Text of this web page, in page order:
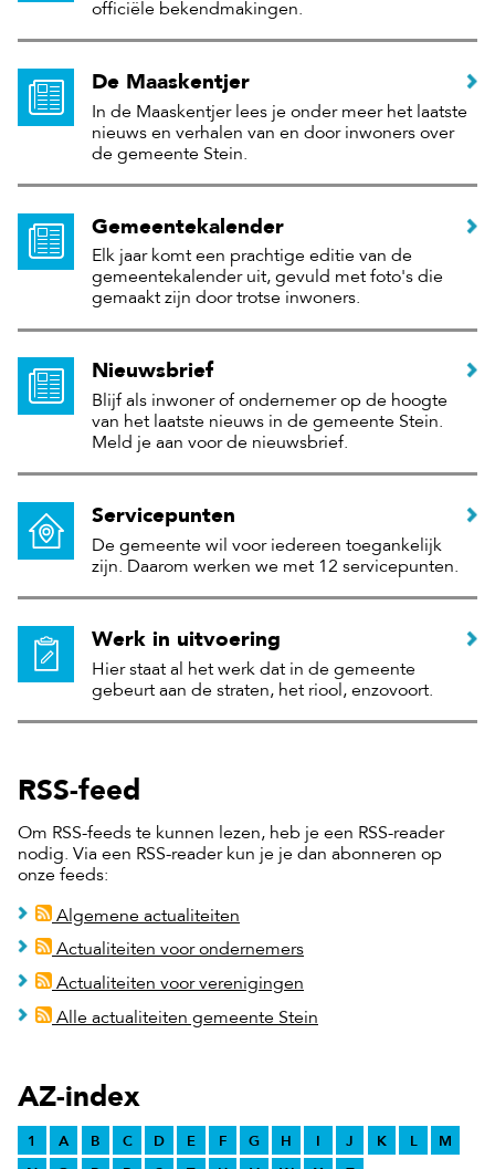
officiële bekendmakingen.
De Maaskentjer
In de Maaskentjer lees je onder meer het laatste
nieuws en verhalen van en door inwoners over
de gemeente Stein.
Gemeentekalender
Elk jaar komt een prachtige editie van de
gemeentekalender uit, gevuld met foto's die
gemaakt zijn door trotse inwoners.
Nieuwsbrief
Blijf als inwoner of ondernemer op de hoogte
van het laatste nieuws in de gemeente Stein.
Meld je aan voor de nieuwsbrief.
Servicepunten
De gemeente wil voor iedereen toegankelijk
zijn. Daarom werken we met 12 servicepunten.
Werk in uitvoering
Hier staat al het werk dat in de gemeente
gebeurt aan de straten, het riool, enzovoort.
RSS-feed
Om RSS-feeds te kunnen lezen, heb je een RSS-reader
nodig. Via een RSS-reader kun je je dan abonneren op
onze feeds:
Algemene actualiteiten
Actualiteiten voor ondernemers
Actualiteiten voor verenigingen
Alle actualiteiten gemeente Stein
AZ-index
1 A B C D E F G H I J K L
M